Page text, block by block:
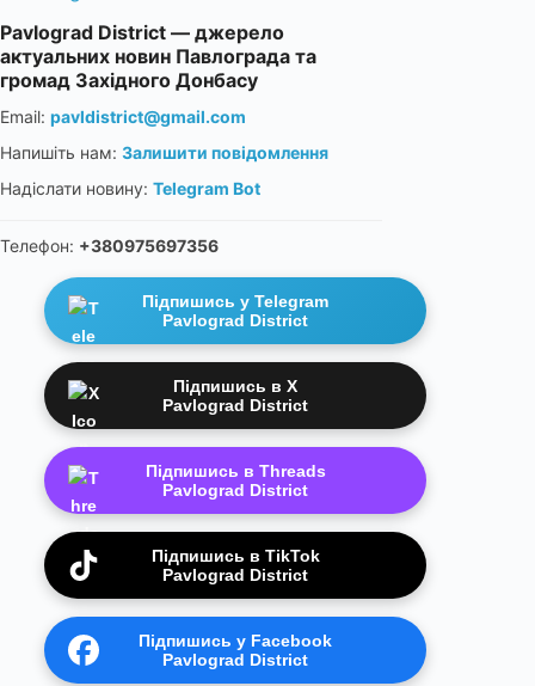
Pavlograd District — джерело
актуальних новин Павлограда та
громад Західного Донбасу
Email: pavldistrict@gmail.com
Напишіть нам: Залишити повідомлення
Надіслати новину: Telegram Bot
Телефон: +380975697356
Підпишись у Telegram
Pavlograd District
Підпишись в X
Pavlograd District
Підпишись в Threads
Pavlograd District
Підпишись в TikTok
Pavlograd District
Підпишись у Facebook
Pavlograd District